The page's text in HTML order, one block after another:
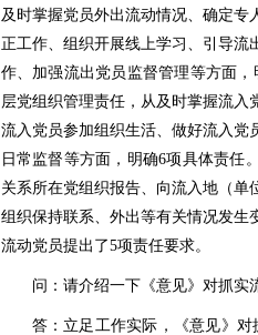
及时掌握党员外出流动情况、确定
正工作、组织开展线上学习、引导
作、加强流出党员监督管理等方面
层党组织管理责任，从及时掌握流
流入党员参加组织生活、做好流入党
日常监督等方面，明确6项具体责任
关系所在党组织报告、向流入地（
组织保持联系、外出等有关情况发
流动党员提出了5项责任要求。
问：请介绍一下《意见》对抓实
答：立足工作实际，《意见》